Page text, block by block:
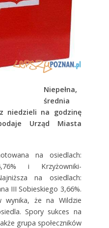
Niepełna,
średnia
niedzieli na godzinę
Urząd Miasta
na osiedlach:
i Krzyżowniki-
na osiedlach:
III Sobieskiego 3,66%.
wynika, że na Wildzie
Spory sukces na
grupa społeczników